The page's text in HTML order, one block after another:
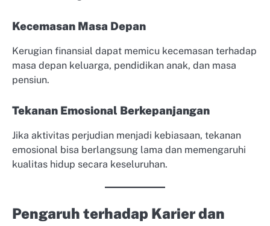
Kecemasan Masa Depan
Kerugian finansial dapat memicu kecemasan terhadap
masa depan keluarga, pendidikan anak, dan masa
pensiun.
Tekanan Emosional Berkepanjangan
Jika aktivitas perjudian menjadi kebiasaan, tekanan
emosional bisa berlangsung lama dan memengaruhi
kualitas hidup secara keseluruhan.
Pengaruh terhadap Karier dan